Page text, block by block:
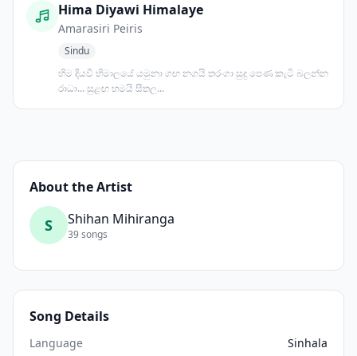
Hima Diyawi Himalaye
Amarasiri Peiris
Sindu
හිම දියවී හිමාලයේ යමුනා ගඟ නගයි තරංගා සුදු පෙණ කැටි බලන්න
රාධා... සුළඟ හමයි සීතල...
About the Artist
S Shihan Mihiranga
39 songs
Song Details
Language
Sinhala